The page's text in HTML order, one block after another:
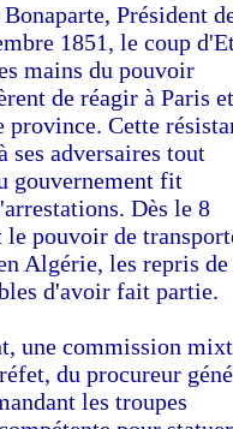
Président
1851, le coup
mains du pouvoir
de réagir à Paris et
province. Cette
adversaires tout
gouvernement fit
Dès le 8
le pouvoir de
Algérie, les repris de
d'avoir fait partie.
une commission
du procureur
les troupes